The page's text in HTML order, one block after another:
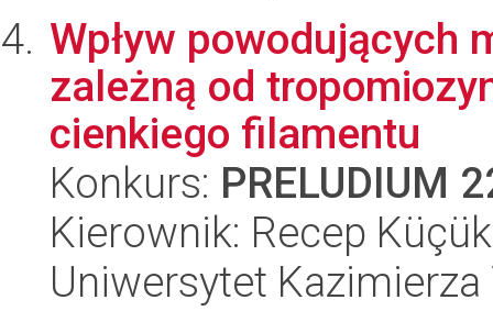
Wpływ powodujących
zależną od
cienkiego filamentu
Konkurs: PRELUDIUM
Kierownik: Recep
Uniwersytet